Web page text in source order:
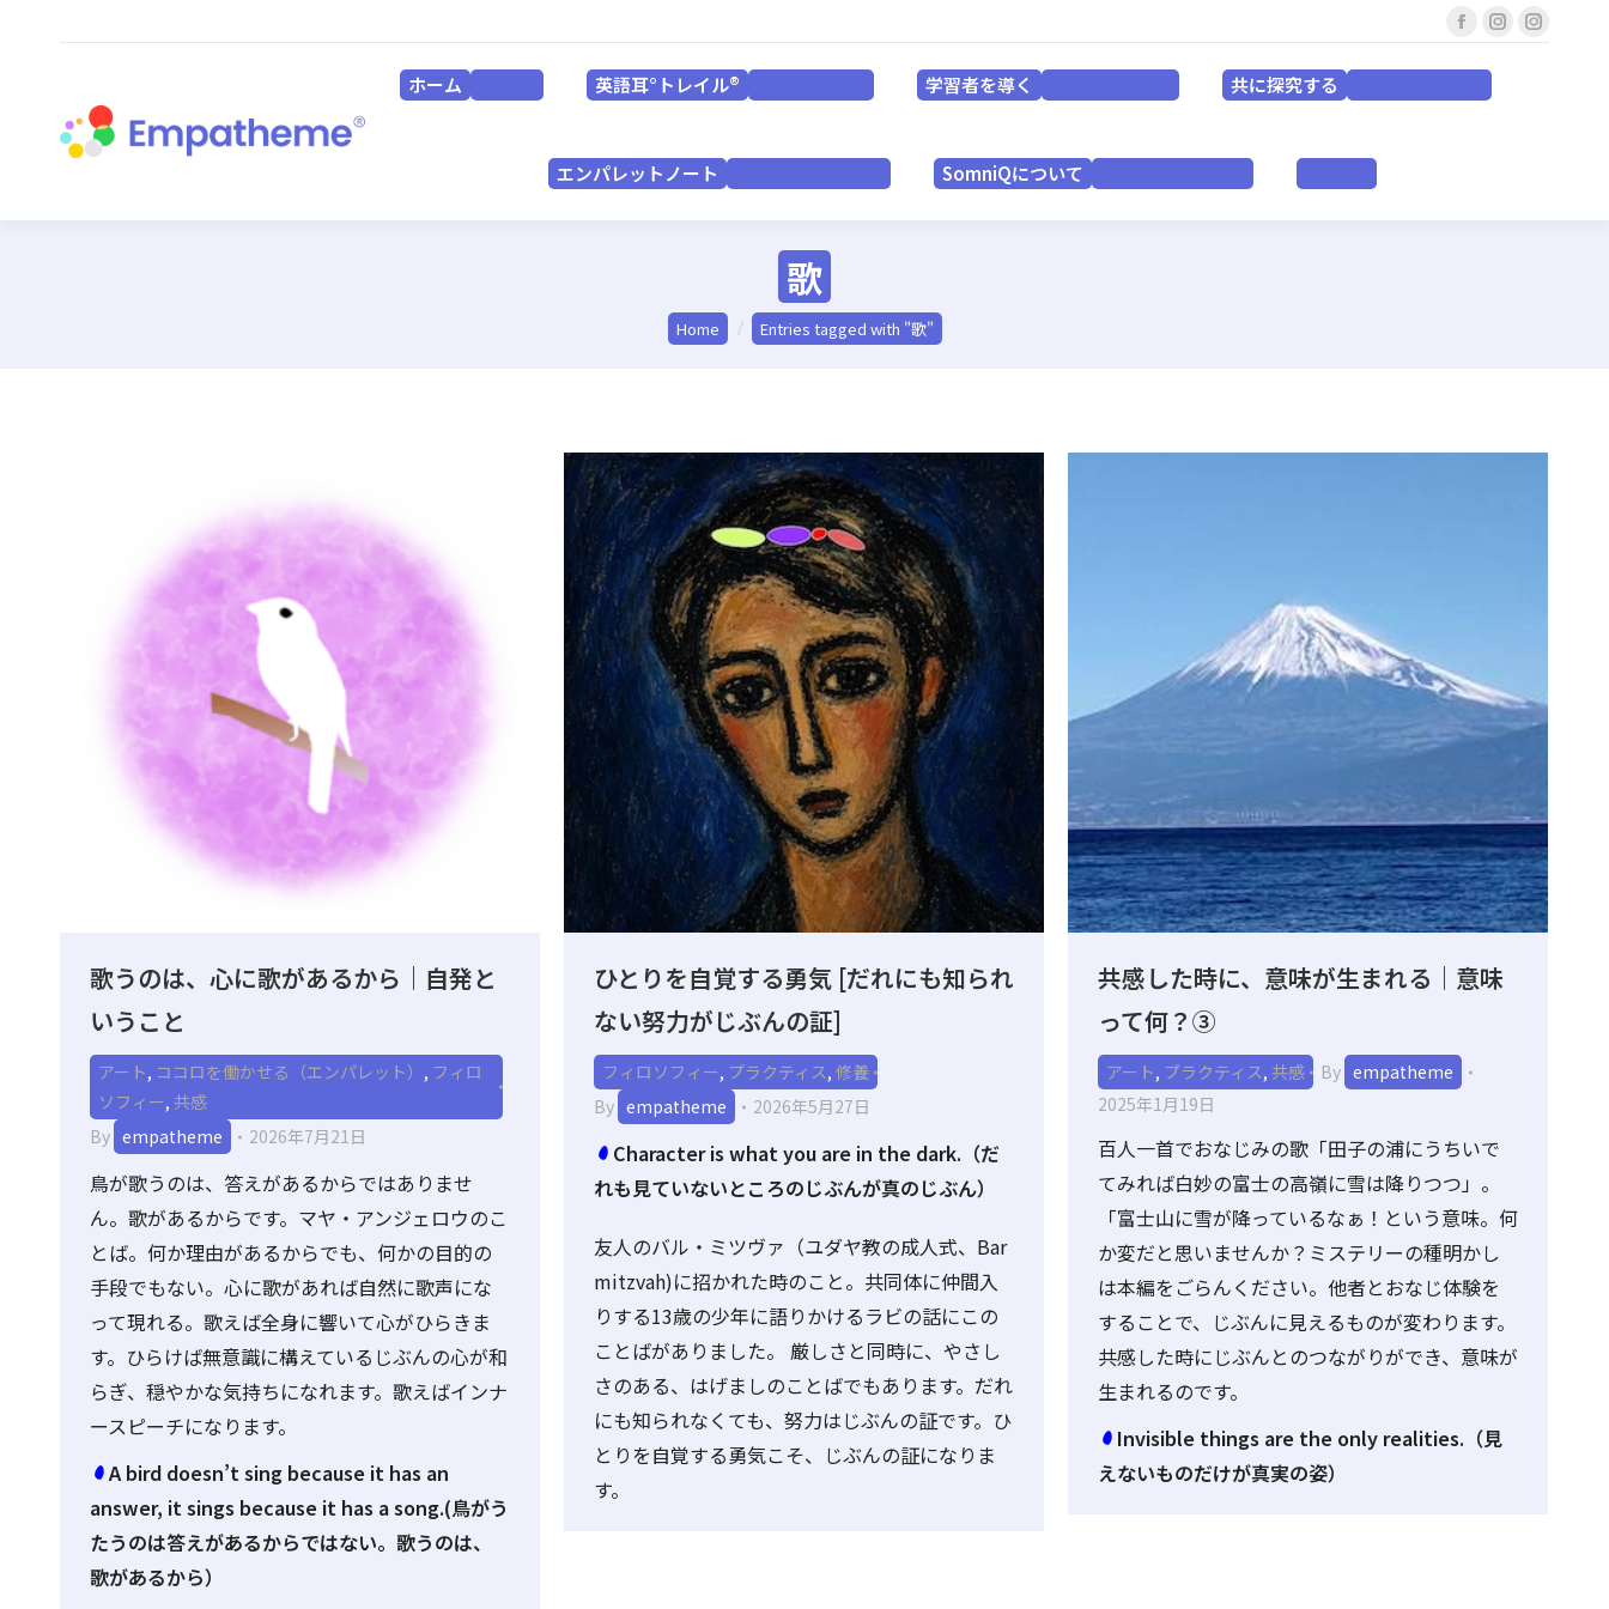
Facebook
page
opens
Instagram
ホーム 英語耳°トレイル® 学習者を導く 共に探究する
エンパレットノート SomniQについて
歌
You are here:
Home Entries tagged with "歌"
歌うのは、心に歌があるから｜自発と
いうこと
アート, ココロを働かせる（エンパレット） , フィロ
ソフィー, 共感
By empatheme 2026年7月21日
鳥が歌うのは、答えがあるからではありませ
ん。歌があるからです。マヤ・アンジェロウのこ
とば。何か理由があるからでも、何かの目的の
手段でもない。心に歌があれば自然に歌声にな
って現れる。歌えば全身に響いて心がひらきま
す。ひらけば無意識に構えているじぶんの心が和
らぎ、穏やかな気持ちになれます。歌えばインナ
ースピーチになります。
A bird doesn’t sing because it has an
answer, it sings because it has a song.(鳥がう
たうのは答えがあるからではない。歌うのは、
歌があるから）
ひとりを自覚する勇気 [だれにも知られ
ない努力がじぶんの証]
フィロソフィー, プラクティス, 修養
By empatheme 2026年5月27日
Character is what you are in the dark.（だ
れも見ていないところのじぶんが真のじぶん）
友人のバル・ミツヴァ（ユダヤ教の成人式、Bar
mitzvah)に招かれた時のこと。共同体に仲間入
りする13歳の少年に語りかけるラビの話にこの
ことばがありました。 厳しさと同時に、やさし
さのある、はげましのことばでもあります。だれ
にも知られなくても、努力はじぶんの証です。ひ
とりを自覚する勇気こそ、じぶんの証になりま
す。
共感した時に、意味が生まれる｜意味
って何？③
アート, プラクティス, 共感 By empatheme
2025年1月19日
百人一首でおなじみの歌「田子の浦にうちいで
てみれば白妙の富士の高嶺に雪は降りつつ」。
「富士山に雪が降っているなぁ！という意味。何
か変だと思いませんか？ミステリーの種明かし
は本編をごらんください。他者とおなじ体験を
することで、じぶんに見えるものが変わります。
共感した時にじぶんとのつながりができ、意味が
生まれるのです。
Invisible things are the only realities.（見
えないものだけが真実の姿）
ホーム HOME 英語耳°トレイル® for LEARNERS 学習者を導く for EDUCATORS 共に探究する for RESEACHERS